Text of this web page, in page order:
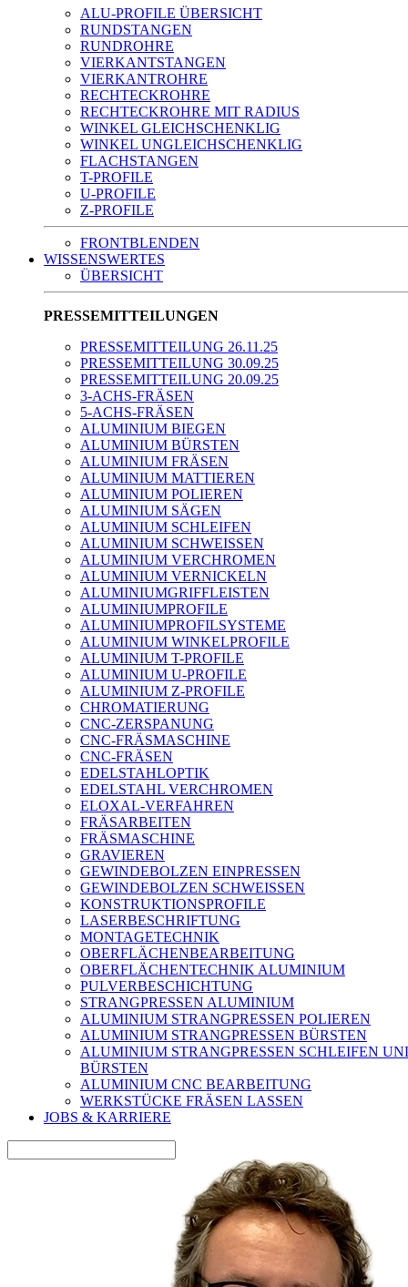
ALU-PROFILE ÜBERSICHT
RUNDSTANGEN
RUNDROHRE
VIERKANTSTANGEN
VIERKANTROHRE
RECHTECKROHRE
RECHTECKROHRE MIT RADIUS
WINKEL GLEICHSCHENKLIG
WINKEL UNGLEICHSCHENKLIG
FLACHSTANGEN
T-PROFILE
U-PROFILE
Z-PROFILE
FRONTBLENDEN
WISSENSWERTES
ÜBERSICHT
PRESSEMITTEILUNGEN
PRESSEMITTEILUNG 26.11.25
PRESSEMITTEILUNG 30.09.25
PRESSEMITTEILUNG 20.09.25
3-ACHS-FRÄSEN
5-ACHS-FRÄSEN
ALUMINIUM BIEGEN
ALUMINIUM BÜRSTEN
ALUMINIUM FRÄSEN
ALUMINIUM MATTIEREN
ALUMINIUM POLIEREN
ALUMINIUM SÄGEN
ALUMINIUM SCHLEIFEN
ALUMINIUM SCHWEISSEN
ALUMINIUM VERCHROMEN
ALUMINIUM VERNICKELN
ALUMINIUMGRIFFLEISTEN
ALUMINIUMPROFILE
ALUMINIUMPROFILSYSTEME
ALUMINIUM WINKELPROFILE
ALUMINIUM T-PROFILE
ALUMINIUM U-PROFILE
ALUMINIUM Z-PROFILE
CHROMATIERUNG
CNC-ZERSPANUNG
CNC-FRÄSMASCHINE
CNC-FRÄSEN
EDELSTAHLOPTIK
EDELSTAHL VERCHROMEN
ELOXAL-VERFAHREN
FRÄSARBEITEN
FRÄSMASCHINE
GRAVIEREN
GEWINDEBOLZEN EINPRESSEN
GEWINDEBOLZEN SCHWEISSEN
KONSTRUKTIONSPROFILE
LASERBESCHRIFTUNG
MONTAGETECHNIK
OBERFLÄCHENBEARBEITUNG
OBERFLÄCHENTECHNIK ALUMINIUM
PULVERBESCHICHTUNG
STRANGPRESSEN ALUMINIUM
ALUMINIUM STRANGPRESSEN POLIEREN
ALUMINIUM STRANGPRESSEN BÜRSTEN
ALUMINIUM STRANGPRESSEN SCHLEIFEN
BÜRSTEN
ALUMINIUM CNC BEARBEITUNG
WERKSTÜCKE FRÄSEN LASSEN
JOBS & KARRIERE